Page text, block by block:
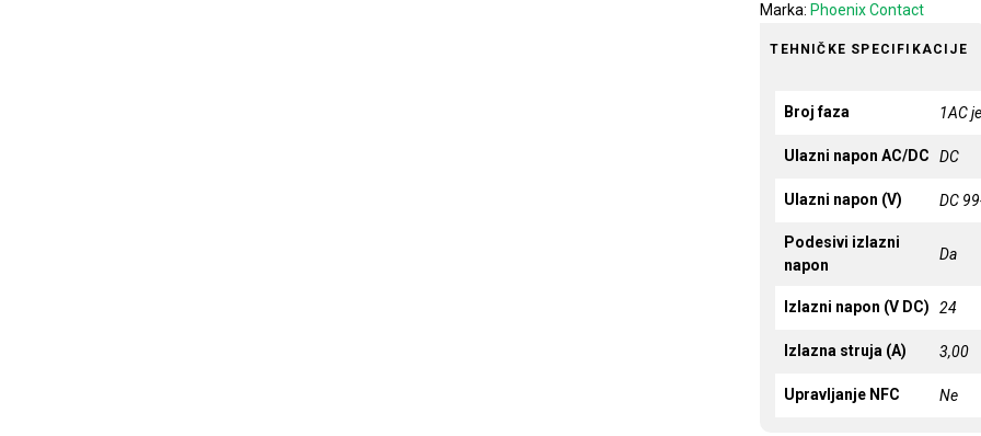
Marka: Phoenix Contact
TEHNIČKE SPECIFIKACIJE
Broj faza 1AC
Ulazni napon AC/DC DC
Ulazni napon (V) DC
Podesivi izlazni
napon
Da
Izlazni napon (V DC) 24
Izlazna struja (A) 3,00
Upravljanje NFC Ne